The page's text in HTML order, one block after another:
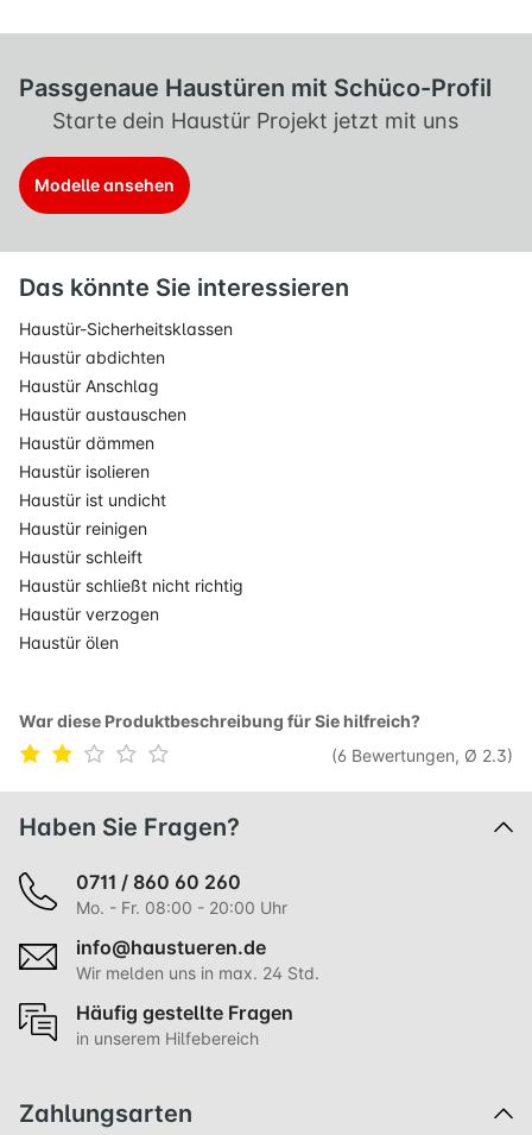
Passgenaue Haustüren mit Schüco-Profil
Starte dein Haustür Projekt jetzt mit uns
Modelle ansehen
Das könnte Sie interessieren
Haustür-Sicherheitsklassen
Haustür abdichten
Haustür Anschlag
Haustür austauschen
Haustür dämmen
Haustür isolieren
Haustür ist undicht
Haustür reinigen
Haustür schleift
Haustür schließt nicht richtig
Haustür verzogen
Haustür ölen
War diese Produktbeschreibung für Sie hilfreich?
(6 Bewertungen, Ø 2.3)
Haben Sie Fragen?
0711 / 860 60 260
Mo. - Fr. 08:00 - 20:00 Uhr
info@haustueren.de
Wir melden uns in max. 24 Std.
Häufig gestellte Fragen
in unserem Hilfebereich
Zahlungsarten